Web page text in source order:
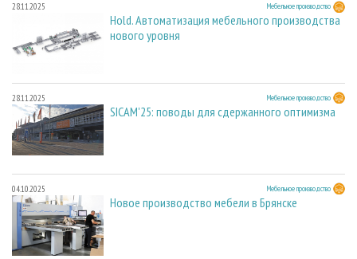
28.11.2025 Мебельное производство
Hold. Автоматизация мебельного производства
нового уровня
28.11.2025 Мебельное производство
SICAM'25: поводы для сдержанного оптимизма
04.10.2025 Мебельное производство
Новое производство мебели в Брянске